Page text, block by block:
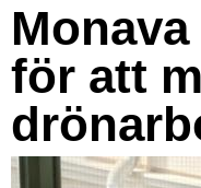
för att